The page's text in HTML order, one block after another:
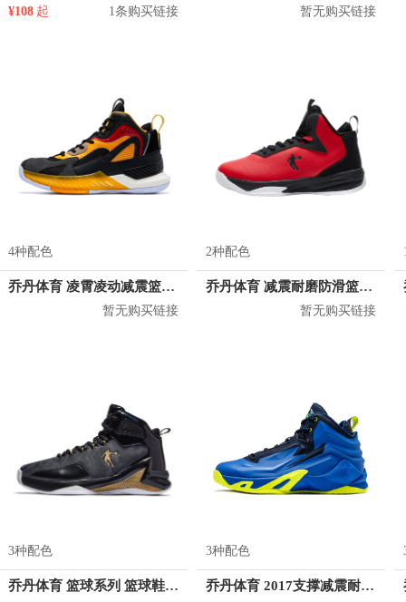
¥108 起 1条购买链接 暂无购买链接
4种配色
乔丹体育 凌霄凌动减震篮球鞋 XM4590101
暂无购买链接
2种配色
乔丹体育 减震耐磨防滑篮球鞋 AM4390108
暂无购买链接
3种配色
乔丹体育 篮球系列 篮球鞋 XM4580108
3种配色
乔丹体育 2017支撑减震耐磨篮球鞋 XM1570102